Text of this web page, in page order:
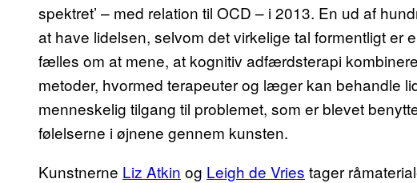
spektret’ – med relation til OCD – i 2013. En ud af
at have lidelsen, selvom det virkelige tal formentligt er
fælles om at mene, at kognitiv adfærdsterapi
metoder, hvormed terapeuter og læger kan behandle
menneskelig tilgang til problemet, som er blevet
følelserne i øjnene gennem kunsten.
Kunstnerne Liz Atkin og Leigh de Vries tager